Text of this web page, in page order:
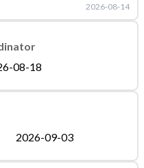
2026-08-14
08-18
2026-09-03